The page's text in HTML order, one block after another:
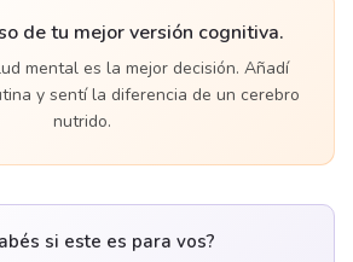
de tu mejor versión cognitiva.
mental es la mejor decisión. Añadí
y sentí la diferencia de un cerebro
nutrido.
si este es para vos?